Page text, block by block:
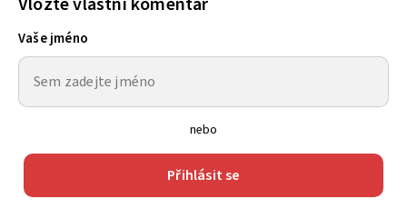
Vaše jméno
nebo
Přihlásit se